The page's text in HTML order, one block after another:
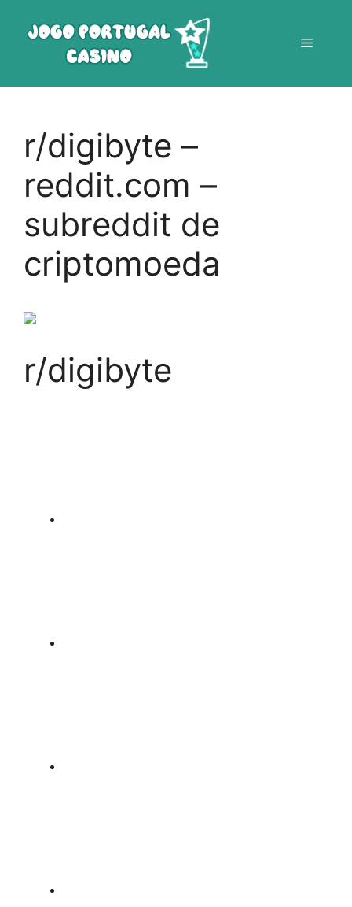
Menu
r/digibyte –
reddit.com –
subreddit de
criptomoeda
r/digibyte